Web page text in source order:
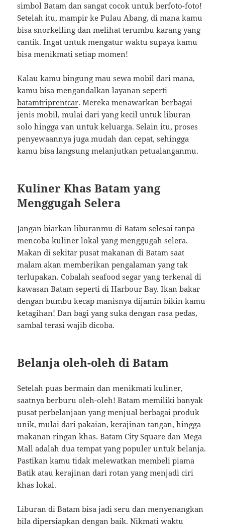
simbol Batam dan sangat cocok untuk berfoto-foto!
Setelah itu, mampir ke Pulau Abang, di mana kamu
bisa snorkelling dan melihat terumbu karang yang
cantik. Ingat untuk mengatur waktu supaya kamu
bisa menikmati setiap momen!
Kalau kamu bingung mau sewa mobil dari mana,
kamu bisa mengandalkan layanan seperti
batamtriprentcar. Mereka menawarkan berbagai
jenis mobil, mulai dari yang kecil untuk liburan
solo hingga van untuk keluarga. Selain itu, proses
penyewaannya juga mudah dan cepat, sehingga
kamu bisa langsung melanjutkan petualanganmu.
Kuliner Khas Batam yang
Menggugah Selera
Jangan biarkan liburanmu di Batam selesai tanpa
mencoba kuliner lokal yang menggugah selera.
Makan di sekitar pusat makanan di Batam saat
malam akan memberikan pengalaman yang tak
terlupakan. Cobalah seafood segar yang terkenal di
kawasan Batam seperti di Harbour Bay. Ikan bakar
dengan bumbu kecap manisnya dijamin bikin kamu
ketagihan! Dan bagi yang suka dengan rasa pedas,
sambal terasi wajib dicoba.
Belanja oleh-oleh di Batam
Setelah puas bermain dan menikmati kuliner,
saatnya berburu oleh-oleh! Batam memiliki banyak
pusat perbelanjaan yang menjual berbagai produk
unik, mulai dari pakaian, kerajinan tangan, hingga
makanan ringan khas. Batam City Square dan Mega
Mall adalah dua tempat yang populer untuk belanja.
Pastikan kamu tidak melewatkan membeli piama
Batik atau kerajinan dari rotan yang menjadi ciri
khas lokal.
Liburan di Batam bisa jadi seru dan menyenangkan
bila dipersiapkan dengan baik. Nikmati waktu